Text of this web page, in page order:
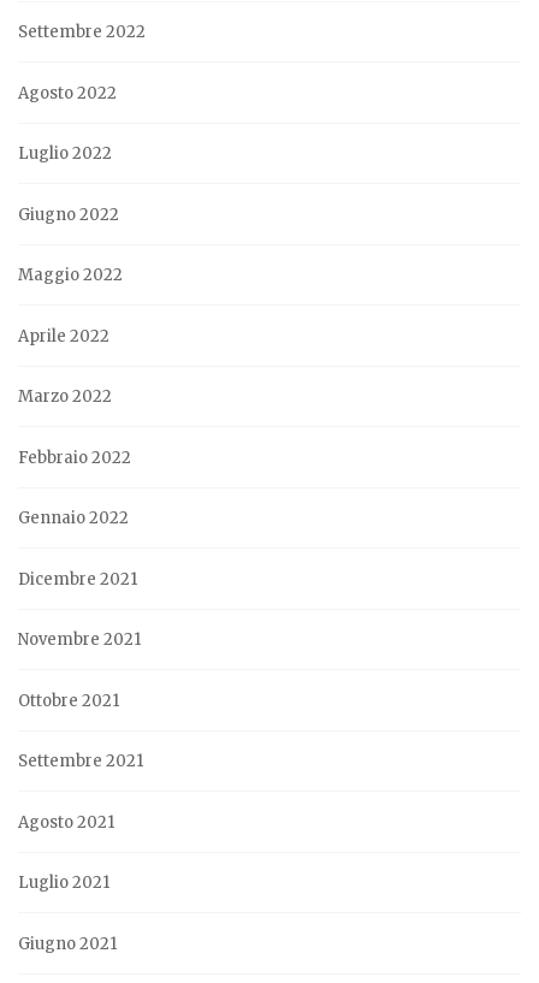
Settembre 2022
Agosto 2022
Luglio 2022
Giugno 2022
Maggio 2022
Aprile 2022
Marzo 2022
Febbraio 2022
Gennaio 2022
Dicembre 2021
Novembre 2021
Ottobre 2021
Settembre 2021
Agosto 2021
Luglio 2021
Giugno 2021